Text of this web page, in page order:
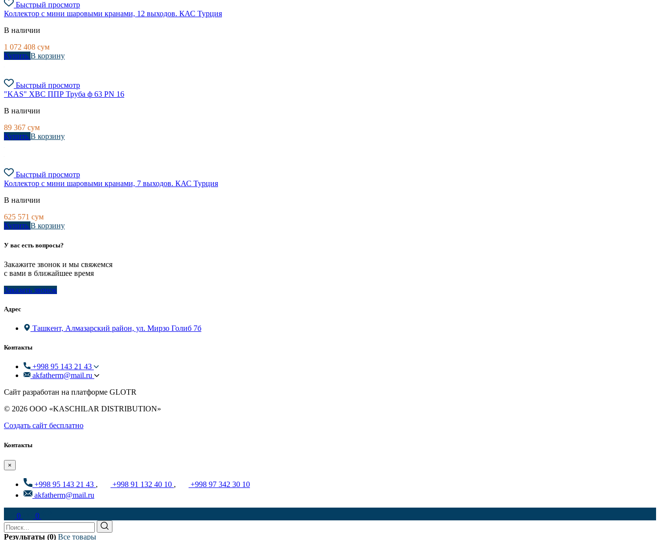
Быстрый просмотр
Коллектор с мини шаровыми кранами, 12 выходов. КАС Турция
В наличии
1 072 408 сум
Купить В корзину
Быстрый просмотр
"KAS" ХВС ППР Труба ф 63 PN 16
В наличии
89 367 сум
Купить В корзину
Быстрый просмотр
Коллектор с мини шаровыми кранами, 7 выходов. КАС Турция
В наличии
625 571 сум
Купить В корзину
У вас есть вопросы?
Закажите звонок и мы свяжемся
с вами в ближайшее время
Заказать звонок
Адрес
Ташкент, Алмазарский район, ул. Мирзо Голиб 7б
Контакты
+998 95 143 21 43
akfatherm@mail.ru
Сайт разработан на платформе GLOTR
© 2026 ООО «KASCHILAR DISTRIBUTION»
Создать cайт бесплатно
Контакты
×
+998 95 143 21 43 , +998 91 132 40 10 ,
+998 97 342 30 10
akfatherm@mail.ru
0 0
Результаты (0) Все товары